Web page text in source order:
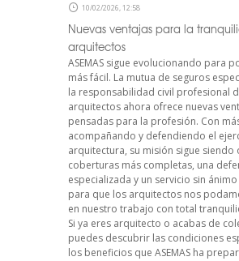
10/02/2026, 12:58
Nuevas ventajas para la
arquitectos
ASEMAS sigue evolucionando para
más fácil. La mutua de seguros
la responsabilidad civil profesional
arquitectos ahora ofrece nuevas
pensadas para la profesión. Con
acompañando y defendiendo el
arquitectura, su misión sigue siendo
coberturas más completas, una
especializada y un servicio sin
para que los arquitectos nos
en nuestro trabajo con total
Si ya eres arquitecto o acabas de
puedes descubrir las condiciones
los beneficios que ASEMAS ha